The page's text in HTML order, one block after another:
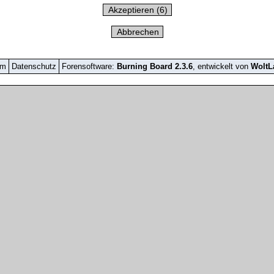
Datenschutz Forensoftware: Burning Board 2.3.6, entwickelt von